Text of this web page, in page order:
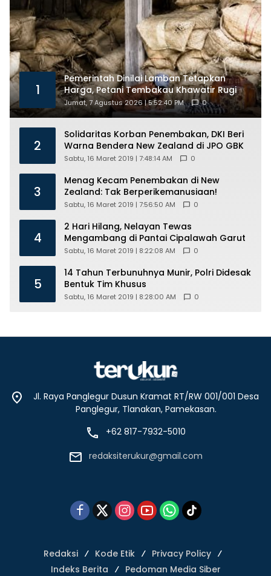
1
Pemerintah Dinilai Lamban Tetapkan
Harga, Petani Tembakau Khawatir Rugi
Jumat, 7 Agustus 2026 | 5:52:40 PM 0
2
Solidaritas Korban Penembakan, DKI Beri
Warna Bendera New Zealand di JPO GBK
Sabtu, 16 Maret 2019 | 7:48:14 AM 0
3
Menag Kecam Penembakan di New
Zealand: Tak Berperikemanusiaan!
Sabtu, 16 Maret 2019 | 7:56:50 AM 0
4
2 Hari Hilang, Nelayan Tewas
Mengambang di Pantai Cipalawah Garut
Sabtu, 16 Maret 2019 | 8:22:08 AM 0
5
14 Tahun Terbunuhnya Munir, Polri Didesak
Bentuk Tim Khusus
Sabtu, 16 Maret 2019 | 8:28:00 AM 0
Jl. Raya Panglegur Dusun Kramat RT/RW 001/001 Desa
Panglegur, Tlanakan, Pamekasan.
+62 817-7932-5010
redaksiterukur@gmail.com
Redaksi Kode Etik
Privacy Policy
Indeks Berita
Pedoman Media Siber